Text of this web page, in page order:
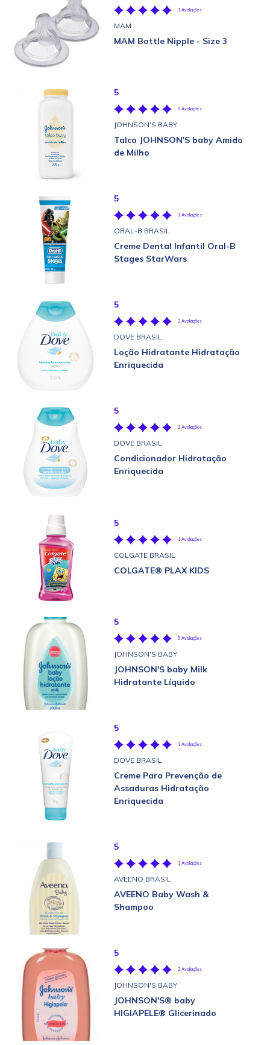
1 Avaliações
MAM
MAM Bottle Nipple - Size 3
5
8 Avaliações
JOHNSON'S BABY
Talco JOHNSON'S baby Amido
de Milho
5
1 Avaliações
ORAL-B BRASIL
Creme Dental Infantil Oral-B
Stages StarWars
5
2 Avaliações
DOVE BRASIL
Loção Hidratante Hidratação
Enriquecida
5
2 Avaliações
DOVE BRASIL
Condicionador Hidratação
Enriquecida
5
1 Avaliações
COLGATE BRASIL
COLGATE® PLAX KIDS
5
5 Avaliações
JOHNSON'S BABY
JOHNSON'S baby Milk
Hidratante Líquido
5
1 Avaliações
DOVE BRASIL
Creme Para Prevenção de
Assaduras Hidratação
Enriquecida
5
1 Avaliações
AVEENO BRASIL
AVEENO Baby Wash &
Shampoo
5
2 Avaliações
JOHNSON'S BABY
JOHNSON'S® baby
HIGIAPELE® Glicerinado